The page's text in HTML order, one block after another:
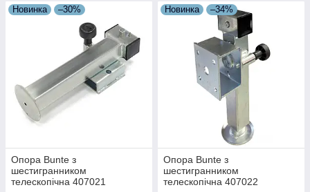
Новинка –30%
Опора Bunte з
шестигранником
телескопічна 407021
Новинка –34%
Опора Bunte з
шестигранником
телескопічна 407022